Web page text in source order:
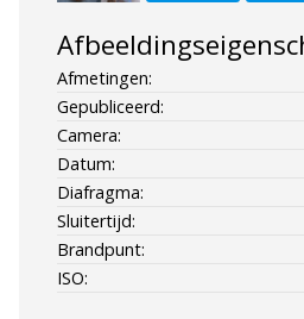
Afmetingen:
Gepubliceerd:
Camera:
Datum:
Diafragma:
Sluitertijd:
Brandpunt:
ISO: